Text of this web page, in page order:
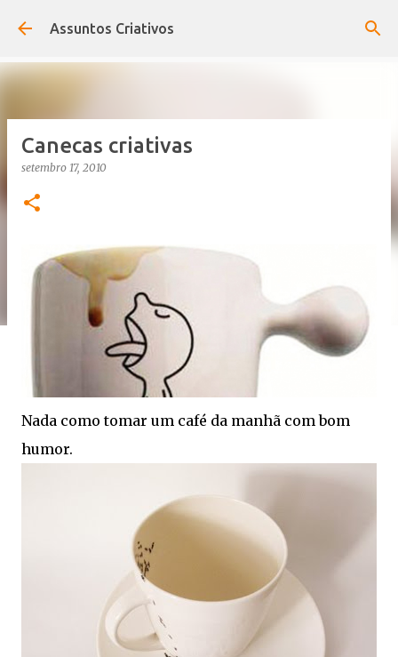
Pular para o conteúdo principal
Assuntos Criativos
Canecas criativas
setembro 17, 2010
Nada como tomar um café da manhã com bom
humor.